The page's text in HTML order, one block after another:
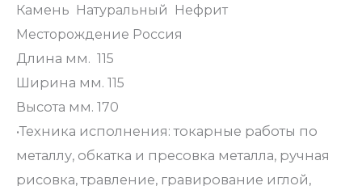
Камень
Натуральный
Нефрит
Месторождение Россия
Длина мм. 115
Ширина мм. 115
Высота мм. 170
•Техника исполнения: токарные работы по
металлу, обкатка и пресовка металла, ручная
рисовка, травление, гравирование иглой,